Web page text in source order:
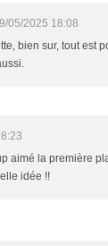
05/2025 18:08
bien sur, tout est
aimé la première
idée !!